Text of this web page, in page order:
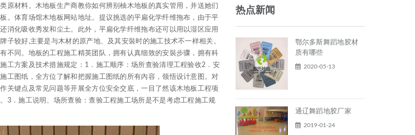
材料。木地板生产商教你如何辨别柚木地板的真实管用，并送她们
。体育场馆木地板网站地址。提议挑选的平扁化学纤维拖布，由于平
消化吸收秀发和尘土。此外，平扁化学纤维拖布还可以用以湿区应用
较好,主要是与木材的原产地、及其安裝时的施工技术不一样相关。
不同。地板的工程施工精英团队，拥有认真细致的安裝步骤，拥有科
工方案及技术措施规定：1．施工顺序：场所查验清理工程验收2．安
工图纸，全方位了解和把握施工图纸的所有內容，领悟设计意图。对
关键点及常见问题等开展全方位安全交底，一目了然该木地板工程项
3．施工说明、场所查验：查验工程施工场所是不是考虑工程施工规
热点新闻
鄂尔多斯舞蹈地胶材
质有哪些
2020-05-13
通辽舞蹈地胶厂家
2019-01-24